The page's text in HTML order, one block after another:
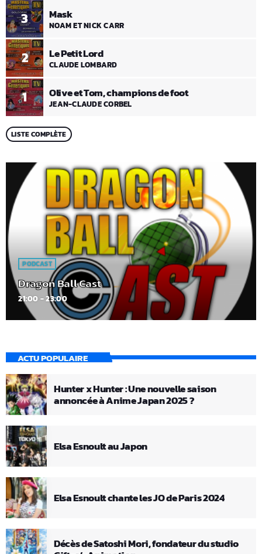
1 Olive et Tom, champions de foot
JEAN-CLAUDE CORBEL
2 Le Petit Lord
CLAUDE LOMBARD
3 Mask
NOAM ET NICK CARR
LISTE COMPLÈTE
PODCAST
Dragon Ball Cast
21:00 - 23:00
ACTU POPULAIRE
Hunter x Hunter : Une nouvelle saison
annoncée à Anime Japan 2025 ?
Elsa Esnoult au Japon
Elsa Esnoult chante les JO de Paris 2024
Décès de Satoshi Mori, fondateur du studio